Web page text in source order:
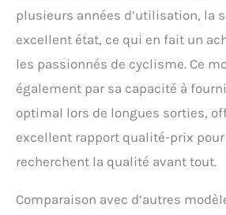
plusieurs années d’utilisation, la
excellent état, ce qui en fait un
les passionnés de cyclisme. Ce
également par sa capacité à
optimal lors de longues sorties,
excellent rapport qualité-prix
recherchent la qualité avant tout.
Comparaison avec d’autres